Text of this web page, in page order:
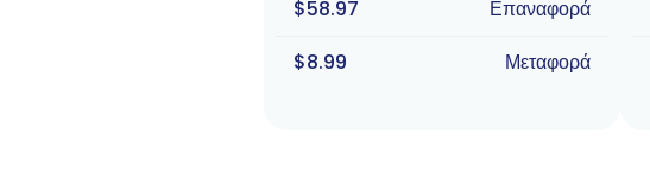
$58.97
Επαναφορά
$8.99
Μεταφορά